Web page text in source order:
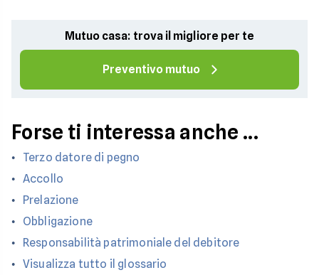
Mutuo casa: trova il migliore per te
Preventivo mutuo
Forse ti interessa anche ...
Terzo datore di pegno
Accollo
Prelazione
Obbligazione
Responsabilità patrimoniale del debitore
Visualizza tutto il glossario